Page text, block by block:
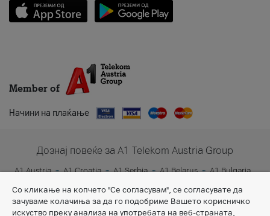
Member of
Начини на плаќање
Дознај повеќе за A1 Telekom Austria Group
A1 Austria A1 Croatia A1 Serbia A1 Belarus
A1 Bulgaria
Со кликање на копчето "Се согласувам", се согласувате да
зачуваме колачиња за да го подобриме Вашето корисничко
искуство преку анализа на употребата на веб-страната,